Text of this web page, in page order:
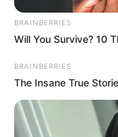
Think Your Crush
BRAINBERRIES
These 6 Movies
Instant Classics
BRAINBERRIES
BRAINBERRIES
Will You Survive? 10
BRAINBERRIES
The Insane True